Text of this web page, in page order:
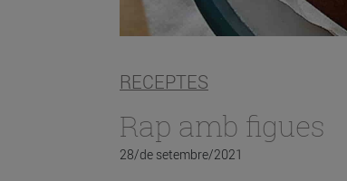
RECEPTES
Rap amb figues
28/de setembre/2021